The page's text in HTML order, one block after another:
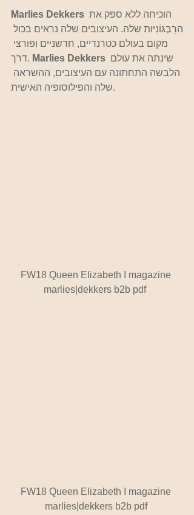
Marlies Dekkers
הרַבְגּוֹנִיּוּת שלה. העיצובים שלה נראים בכול
מקום בעולם כטרנדיים, חדשניים ופורצי
דרך. Marlies Dekkers
הלבשה התחתונה עם העיצובים, ההשראה
שלה והפילוסופיה האישית.
FW18 Queen Elizabeth I magazine
marlies|dekkers b2b pdf
FW18 Queen Elizabeth I magazine
marlies|dekkers b2b pdf